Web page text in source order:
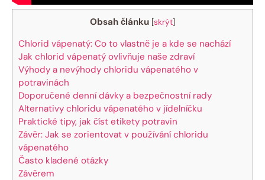
Obsah článku [skrýt]
Chlorid vápenatý: Co to vlastně je a kde se nachází
Jak chlorid vápenatý ovlivňuje naše zdraví
Výhody a nevýhody chloridu vápenatého v
potravinách
Doporučené denní dávky a bezpečnostní rady
Alternativy chloridu vápenatého v jídelníčku
Praktické tipy, jak číst etikety potravin
Závěr: Jak se zorientovat v používání chloridu
vápenatého
Často kladené otázky
Závěrem